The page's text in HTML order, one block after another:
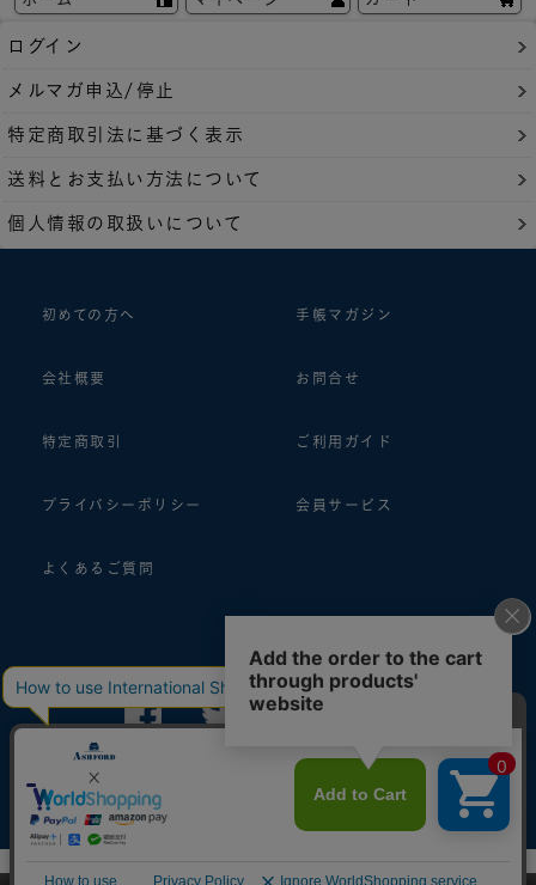
ログイン
メルマガ申込/停止
特定商取引法に基づく表示
送料とお支払い方法について
個人情報の取扱いについて
初めての方へ 手帳マガジン
会社概要 お問合せ
特定商取引 ご利用ガイド
プライバシーポリシー 会員サービス
よくあるご質問
follow us!